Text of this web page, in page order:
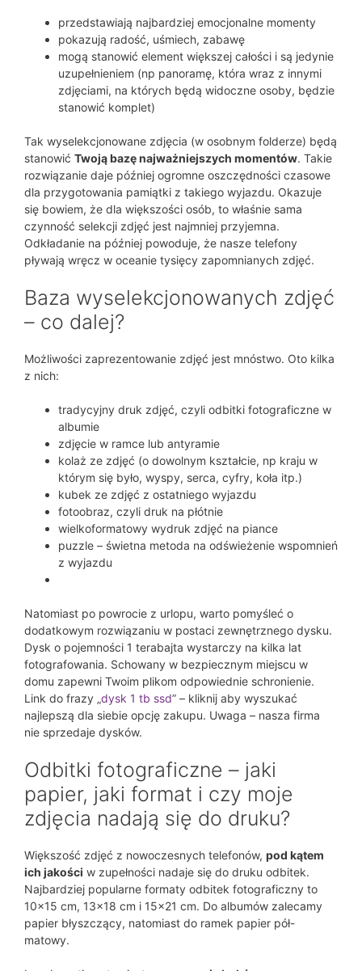
przedstawiają najbardziej emocjonalne momenty
pokazują radość, uśmiech, zabawę
mogą stanowić element większej całości i są jedynie
uzupełnieniem (np panoramę, która wraz z innymi
zdjęciami, na których będą widoczne osoby, będzie
stanowić komplet)
Tak wyselekcjonowane zdjęcia (w osobnym folderze) będą
stanowić Twoją bazę najważniejszych momentów. Takie
rozwiązanie daje później ogromne oszczędności czasowe
dla przygotowania pamiątki z takiego wyjazdu. Okazuje
się bowiem, że dla większości osób, to właśnie sama
czynność selekcji zdjęć jest najmniej przyjemna.
Odkładanie na później powoduje, że nasze telefony
pływają wręcz w oceanie tysięcy zapomnianych zdjęć.
Baza wyselekcjonowanych zdjęć
– co dalej?
Możliwości zaprezentowanie zdjęć jest mnóstwo. Oto kilka
z nich:
tradycyjny druk zdjęć, czyli odbitki fotograficzne w
albumie
zdjęcie w ramce lub antyramie
kolaż ze zdjęć (o dowolnym kształcie, np kraju w
którym się było, wyspy, serca, cyfry, koła itp.)
kubek ze zdjęć z ostatniego wyjazdu
fotoobraz, czyli druk na płótnie
wielkoformatowy wydruk zdjęć na piance
puzzle – świetna metoda na odświeżenie wspomnień
z wyjazdu
Natomiast po powrocie z urlopu, warto pomyśleć o
dodatkowym rozwiązaniu w postaci zewnętrznego dysku.
Dysk o pojemności 1 terabajta wystarczy na kilka lat
fotografowania. Schowany w bezpiecznym miejscu w
domu zapewni Twoim plikom odpowiednie schronienie.
Link do frazy „dysk 1 tb ssd” – kliknij aby wyszukać
najlepszą dla siebie opcję zakupu. Uwaga – nasza firma
nie sprzedaje dysków.
Odbitki fotograficzne – jaki
papier, jaki format i czy moje
zdjęcia nadają się do druku?
Większość zdjęć z nowoczesnych telefonów, pod kątem
ich jakości w zupełności nadaje się do druku odbitek.
Najbardziej popularne formaty odbitek fotograficzny to
10×15 cm, 13×18 cm i 15×21 cm. Do albumów zalecamy
papier błyszczący, natomiast do ramek papier pół-
matowy.